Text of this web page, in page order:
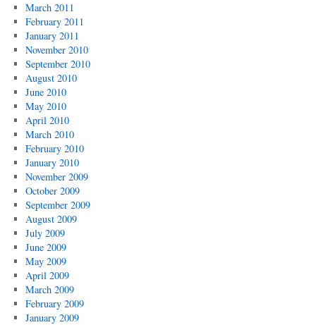
March 2011
February 2011
January 2011
November 2010
September 2010
August 2010
June 2010
May 2010
April 2010
March 2010
February 2010
January 2010
November 2009
October 2009
September 2009
August 2009
July 2009
June 2009
May 2009
April 2009
March 2009
February 2009
January 2009